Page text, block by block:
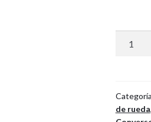
de
ruedas
de rueda,